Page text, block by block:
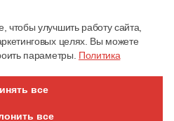
2026 ECOM
улучшить работу сайта,
целях. Вы можете
параметры. Политика
все
все